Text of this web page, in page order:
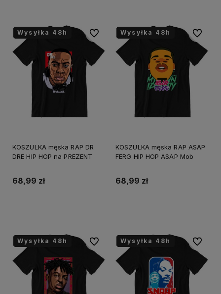
Wysyłka 48h
Wysyłka 48h
Wysyłka 48h
KOSZULKA męska RAP DR
DRE HIP HOP na PREZENT
68,99 zł
Do ulubionychWysyłka 48h
Wysyłka 48h
Wysyłka 48h
KOSZULKA męska RAP ASAP
FERG HIP HOP ASAP Mob
68,99 zł
Do
Wysyłka 48h
Wysyłka 48h
Wysyłka 48h Do ulubionychWysyłka 48h
Wysyłka 48h
Wysyłka 48h Do